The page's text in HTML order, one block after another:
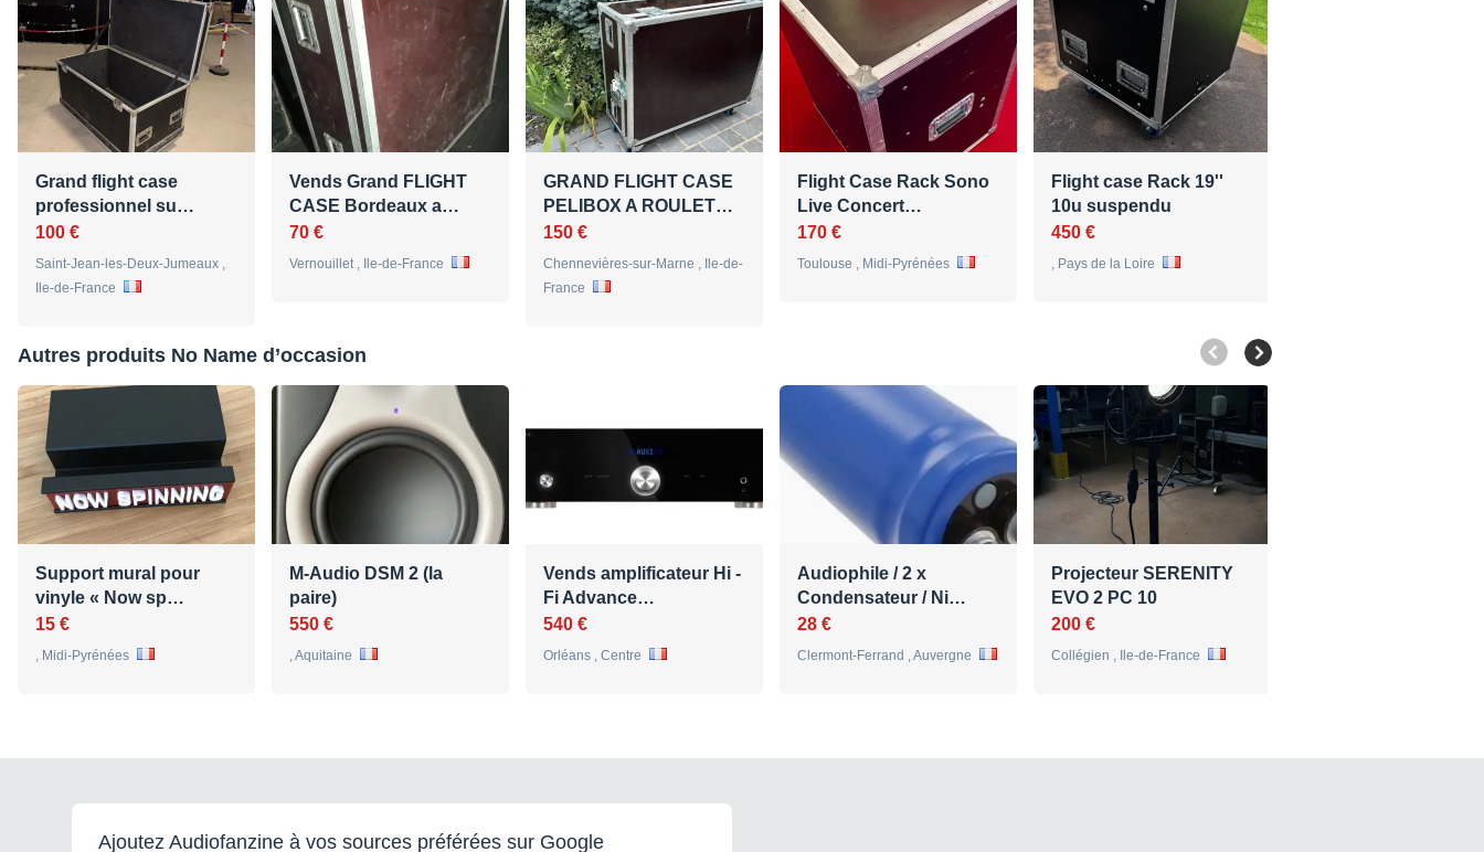
Grand flight case
professionnel su…
100 €
Saint-Jean-les-Deux-Jumeaux ,
Ile-de-France
Vends Grand FLIGHT
CASE Bordeaux a…
70 €
Vernouillet , Ile-de-France
GRAND FLIGHT CASE
PELIBOX A ROULET…
150 €
Chennevières-sur-Marne , Ile-de-
France
Flight Case Rack Sono
Live Concert…
170 €
Toulouse , Midi-Pyrénées
Flight case Rack 19''
10u suspendu
450 €
, Pays de la Loire
Autres produits No Name d’occasion
Support mural pour
vinyle « Now sp…
15 €
, Midi-Pyrénées
M-Audio DSM 2 (la
paire)
550 €
, Aquitaine
Vends amplificateur Hi -
Fi Advance…
540 €
Orléans , Centre
Audiophile / 2 x
Condensateur / Ni…
28 €
Clermont-Ferrand , Auvergne
Projecteur SERENITY
EVO 2 PC 10
200 €
Collégien , Ile-de-France
Ajoutez Audiofanzine à vos sources préférées sur Google